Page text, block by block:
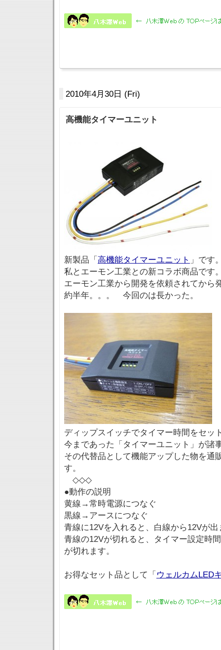
2010年4月30日 (Fri)
高機能タイマーユニット
新製品「 高機能タイマーユニット 」です
私とエーモン工業との新コラボ商品です
エーモン工業から開発を依頼されてから
約半年。。。 今回のは長かった。
ディップスイッチでタイマー時間をセッ
今まであった「タイマーユニット」が諸
その代替品として機能アップした物を通
す。
◇◇◇
●動作の説明
黄線→常時電源につなぐ
黒線→アースにつなぐ
青線に12Vを入れると、白線から12Vが出
青線の12Vが切れると、タイマー設定時
が切れます。
お得なセット品として「 ウェルカムLED